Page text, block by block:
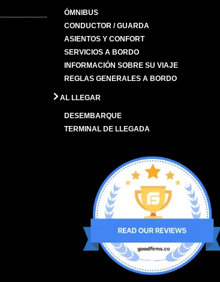
ÓMNIBUS
CONDUCTOR / GUARDA
ASIENTOS Y CONFORT
SERVICIOS A BORDO
INFORMACIÓN SOBRE SU VIAJE
REGLAS GENERALES A BORDO
AL LLEGAR
DESEMBARQUE
TERMINAL DE LLEGADA